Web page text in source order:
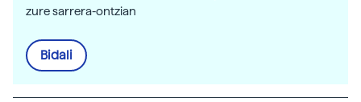
zure sarrera-ontzian
Bidali